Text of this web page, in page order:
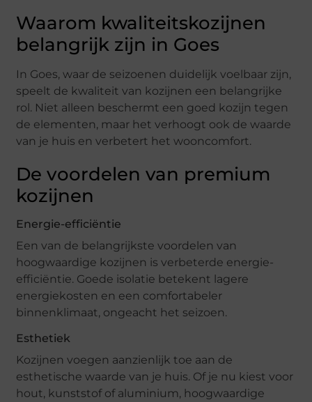
Waarom kwaliteitskozijnen
belangrijk zijn in Goes
In Goes, waar de seizoenen duidelijk voelbaar zijn,
speelt de kwaliteit van kozijnen een belangrijke
rol. Niet alleen beschermt een goed kozijn tegen
de elementen, maar het verhoogt ook de waarde
van je huis en verbetert het wooncomfort.
De voordelen van premium
kozijnen
Energie-efficiëntie
Een van de belangrijkste voordelen van
hoogwaardige kozijnen is verbeterde energie-
efficiëntie. Goede isolatie betekent lagere
energiekosten en een comfortabeler
binnenklimaat, ongeacht het seizoen.
Esthetiek
Kozijnen voegen aanzienlijk toe aan de
esthetische waarde van je huis. Of je nu kiest voor
hout, kunststof of aluminium, hoogwaardige